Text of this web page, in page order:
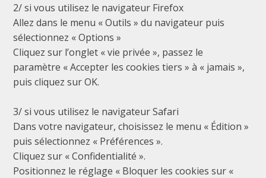
2/ si vous utilisez le navigateur Firefox
Allez dans le menu « Outils » du navigateur puis
sélectionnez « Options »
Cliquez sur l’onglet « vie privée », passez le
paramètre « Accepter les cookies tiers » à « jamais »,
puis cliquez sur OK.
3/ si vous utilisez le navigateur Safari
Dans votre navigateur, choisissez le menu « Édition »
puis sélectionnez « Préférences ».
Cliquez sur « Confidentialité ».
Positionnez le réglage « Bloquer les cookies sur «